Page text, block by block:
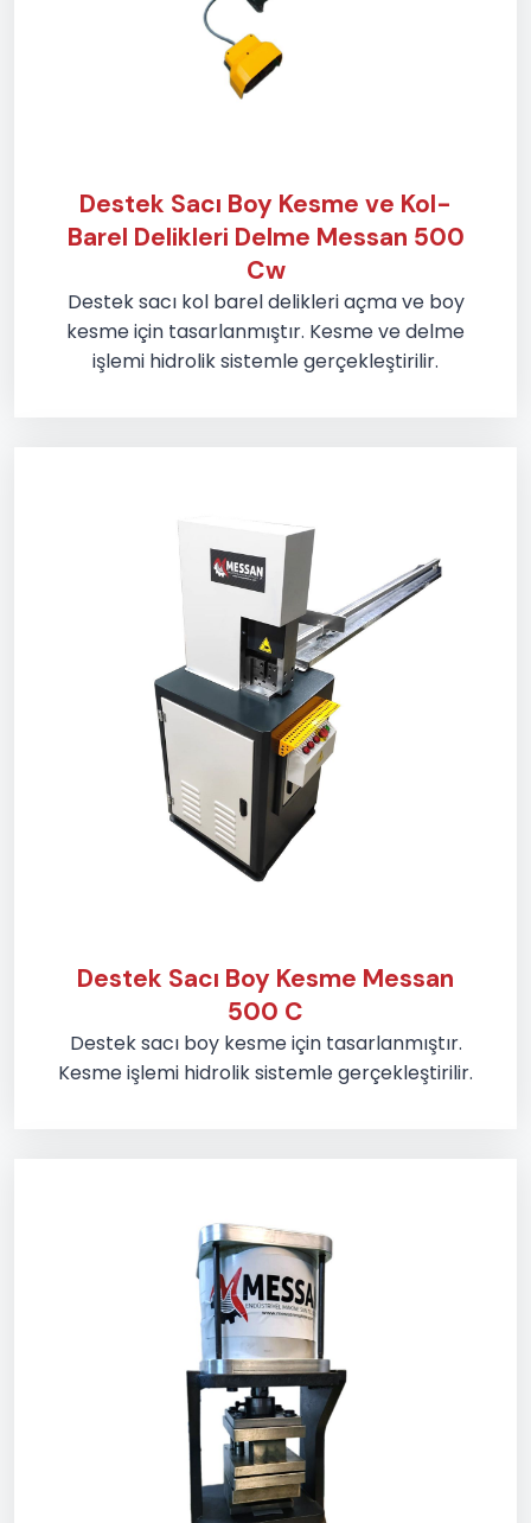
Destek Sacı Boy Kesme ve Kol-
Barel Delikleri Delme Messan 500
Cw
Destek sacı kol barel delikleri açma ve boy
kesme için tasarlanmıştır. Kesme ve delme
işlemi hidrolik sistemle gerçekleştirilir.
Destek Sacı Boy Kesme Messan
500 C
Destek sacı boy kesme için tasarlanmıştır.
Kesme işlemi hidrolik sistemle gerçekleştirilir.